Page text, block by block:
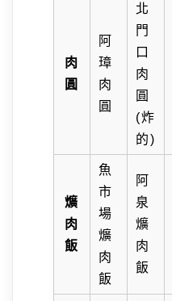
肉
圓
阿
璋
肉
圓
北
門
口
肉
圓
(炸
的)
爌
肉
飯
魚
市
場
爌
肉
飯
阿
泉
爌
肉
飯